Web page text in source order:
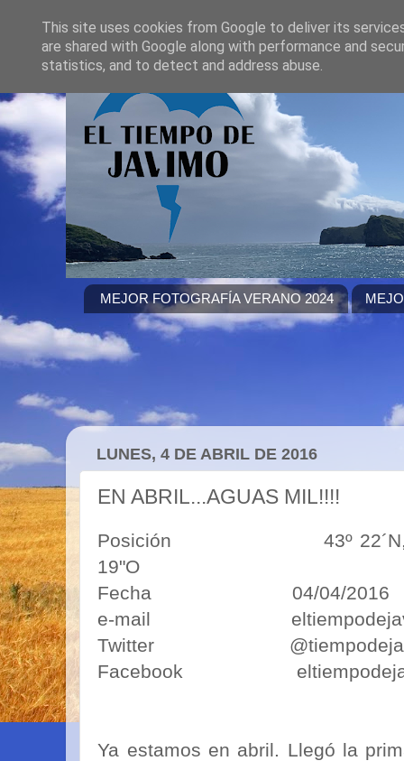
MEJOR FOTOGRAFÍA VERANO 2024
LUNES, 4 DE ABRIL DE 2016
EN ABRIL...AGUAS MIL!!!!
Posición 43º 22´N,
19"O
Fecha 04/04/2016
e-mail
Twitter
Facebook
Ya estamos en abril. Llegó la
This site uses cookies from Google to deliver its
are shared with Google along with performance and
statistics, and to detect and address abuse.